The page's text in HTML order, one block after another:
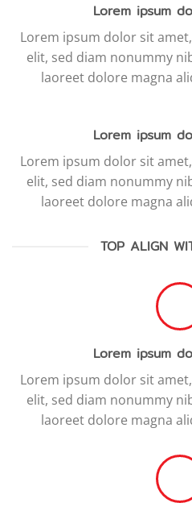
Lorem ipsum
Lorem ipsum dolor sit
elit, sed diam nonummy
laoreet dolore magna
Lorem ipsum
Lorem ipsum dolor sit
elit, sed diam nonummy
laoreet dolore magna
TOP ALIGN
Lorem ipsum
Lorem ipsum dolor sit
elit, sed diam nonummy
laoreet dolore magna